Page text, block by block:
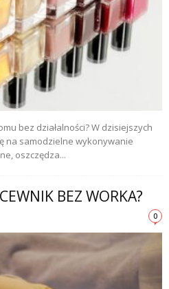
bez działalności? W dzisiejszych
na samodzielne wykonywanie
oszczędza...
BEZ WORKA?
0